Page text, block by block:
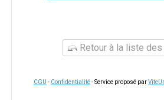
Retour à la liste
CGU - Confidentialité- Service proposé par